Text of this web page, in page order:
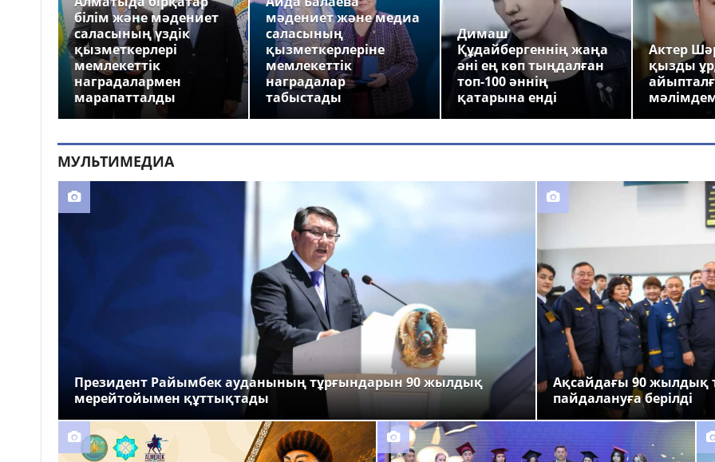
білім және мәдениет
саласының үздік
қызметкерлері
мемлекеттік
наградалармен
марапатталды
мәдениет және медиа
саласының
қызметкерлеріне
мемлекеттік
наградалар
табыстады
Димаш
Құдайбергеннің жаңа
әні ең көп тыңдалған
топ-100 әннің
қатарына енді
Актер
қызды
МУЛЬТИМЕДИА
Президент Райымбек ауданының тұрғындарын 90 жылдық
мерейтойымен құттықтады
Ақсайдағы 90 жылдық
пайдалануға берілді